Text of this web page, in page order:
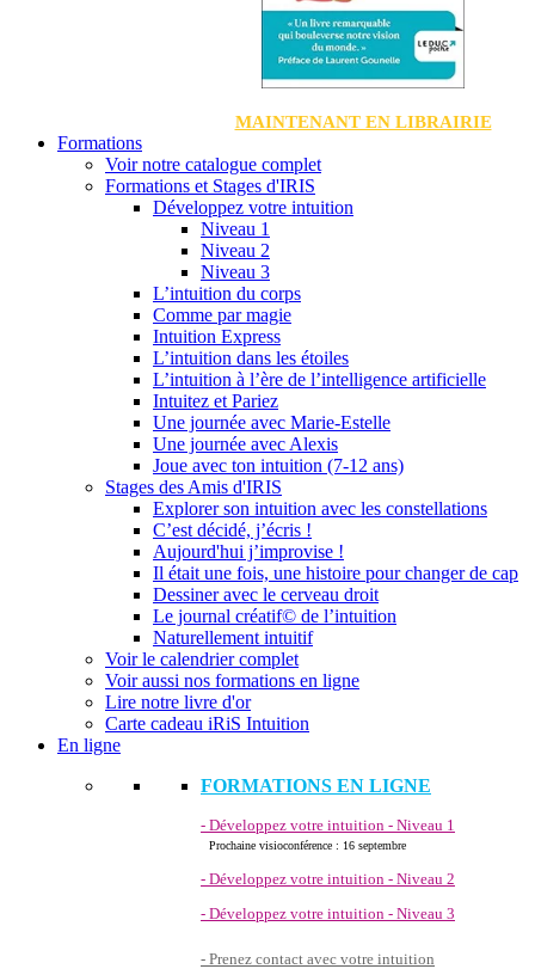
MAINTENANT EN LIBRAIRIE
Formations
Voir notre catalogue complet
Formations et Stages d'IRIS
Développez votre intuition
Niveau 1
Niveau 2
Niveau 3
L’intuition du corps
Comme par magie
Intuition Express
L’intuition dans les étoiles
L’intuition à l’ère de l’intelligence artificielle
Intuitez et Pariez
Une journée avec Marie-Estelle
Une journée avec Alexis
Joue avec ton intuition (7-12 ans)
Stages des Amis d'IRIS
Explorer son intuition avec les constellations
C’est décidé, j’écris !
Aujourd'hui j’improvise !
Il était une fois, une histoire pour changer de cap
Dessiner avec le cerveau droit
Le journal créatif© de l’intuition
Naturellement intuitif
Voir le calendrier complet
Voir aussi nos formations en ligne
Lire notre livre d'or
Carte cadeau iRiS Intuition
En ligne
FORMATIONS EN LIGNE
- Développez votre intuition - Niveau 1
Prochaine visioconférence : 16 septembre
- Développez votre intuition - Niveau 2
- Développez votre intuition - Niveau 3
- Prenez contact avec votre intuition